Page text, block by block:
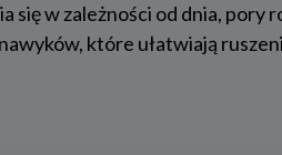
się w zależności od dnia,
które ułatwiają